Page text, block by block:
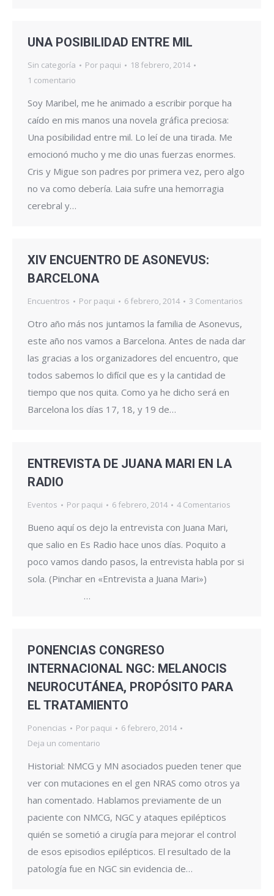
UNA POSIBILIDAD ENTRE MIL
Sin categoría Por paqui
18 febrero, 2014
1 comentario
Soy Maribel, me he animado a escribir porque ha
caído en mis manos una novela gráfica preciosa:
Una posibilidad entre mil. Lo leí de una tirada. Me
emocionó mucho y me dio unas fuerzas enormes.
Cris y Migue son padres por primera vez, pero algo
no va como debería. Laia sufre una hemorragia
cerebral y…
XIV ENCUENTRO DE ASONEVUS:
BARCELONA
Encuentros Por paqui 6 febrero, 2014 3 Comentarios
Otro año más nos juntamos la familia de Asonevus,
este año nos vamos a Barcelona. Antes de nada dar
las gracias a los organizadores del encuentro, que
todos sabemos lo difícil que es y la cantidad de
tiempo que nos quita. Como ya he dicho será en
Barcelona los días 17, 18, y 19 de…
ENTREVISTA DE JUANA MARI EN LA
RADIO
Eventos Por paqui 6 febrero, 2014 4 Comentarios
Bueno aquí os dejo la entrevista con Juana Mari,
que salio en Es Radio hace unos días. Poquito a
poco vamos dando pasos, la entrevista habla por si
sola. (Pinchar en «Entrevista a Juana Mari»)
…
PONENCIAS CONGRESO
INTERNACIONAL NGC: MELANOCIS
NEUROCUTÁNEA, PROPÓSITO PARA
EL TRATAMIENTO
Ponencias Por paqui
6 febrero, 2014
Deja un comentario
Historial: NMCG y MN asociados pueden tener que
ver con mutaciones en el gen NRAS como otros ya
han comentado. Hablamos previamente de un
paciente con NMCG, NGC y ataques epilépticos
quién se sometió a cirugía para mejorar el control
de esos episodios epilépticos. El resultado de la
patología fue en NGC sin evidencia de…